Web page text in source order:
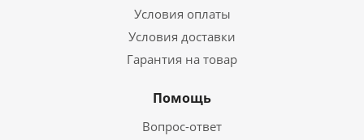
Условия оплаты
Условия доставки
Гарантия на товар
Помощь
Вопрос-ответ